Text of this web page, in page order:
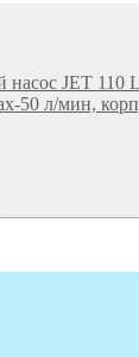
насос JET 110
50 л/мин,